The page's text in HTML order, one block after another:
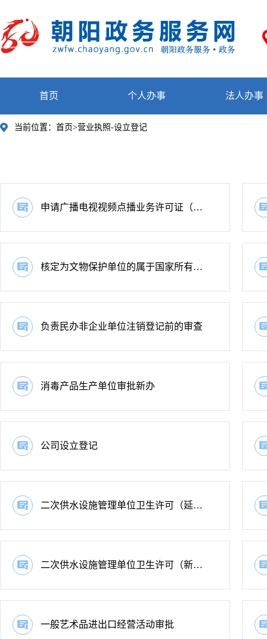
首页 个人办事 法人办事
当前位置： 首页>营业执照-设立登记
申请广播电视视频点播业务许可证（乙种）有效期届满延续
核定为文物保护单位的属于国家所有的纪念建筑物或者古建筑改变用途审批（非革命文物）
负责民办非企业单位注销登记前的审查
消毒产品生产单位审批新办
公司设立登记
二次供水设施管理单位卫生许可（延续）
二次供水设施管理单位卫生许可（新办）
一般艺术品进出口经营活动审批